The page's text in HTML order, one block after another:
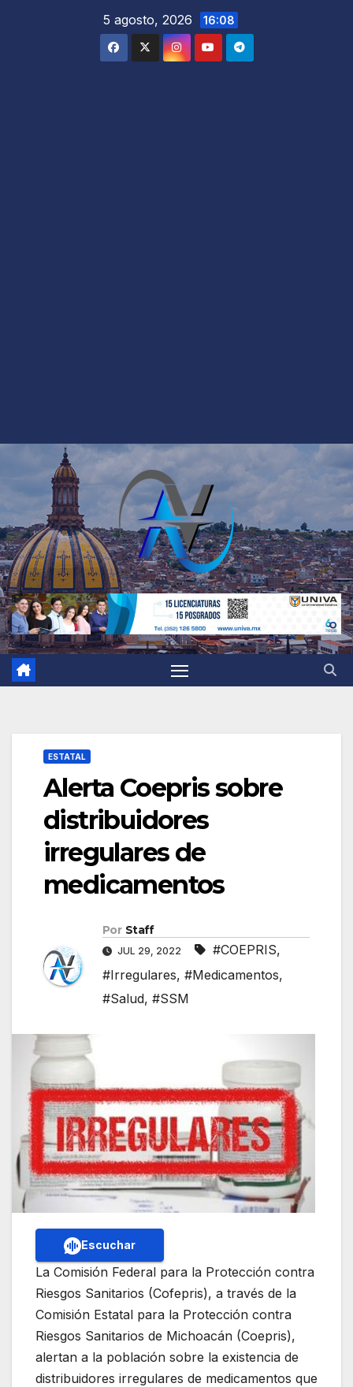
5 agosto, 2026 16:08
ESTATAL
Alerta Coepris sobre
distribuidores
irregulares de
medicamentos
Por Staff
JUL 29, 2022 #COEPRIS,
#Irregulares, #Medicamentos,
#Salud, #SSM
Escuchar
La Comisión Federal para la Protección contra
Riesgos Sanitarios (Cofepris), a través de la
Comisión Estatal para la Protección contra
Riesgos Sanitarios de Michoacán (Coepris),
alertan a la población sobre la existencia de
distribuidores irregulares de medicamentos que